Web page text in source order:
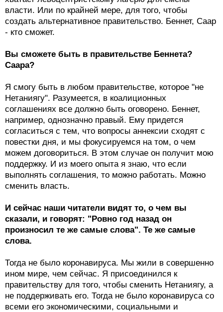
власти. Или по крайней мере, для того, чтобы
создать альтернативное правительство. Беннет, Саар
- кто сможет.
Вы сможете быть в правительстве Беннета?
Саара?
Я смогу быть в любом правительстве, которое "не
Нетаниягу". Разумеется, в коалиционных
соглашениях все должно быть оговорено. Беннет,
например, однозначно правый. Ему придется
согласиться с тем, что вопросы аннексии сходят с
повестки дня, и мы фокусируемся на том, о чем
можем договориться. В этом случае он получит мою
поддержку. И из моего опыта я знаю, что если
выполнять соглашения, то можно работать. Можно
сменить власть.
И сейчас наши читатели видят то, о чем вы
сказали, и говорят: "Ровно год назад он
произносил те же самые слова". Те же самые
слова.
Тогда не было коронавируса. Мы жили в совершенно
ином мире, чем сейчас. Я присоединился к
правительству для того, чтобы сменить Нетаниягу, а
не поддерживать его. Тогда не было коронавируса со
всеми его экономическими, социальными и